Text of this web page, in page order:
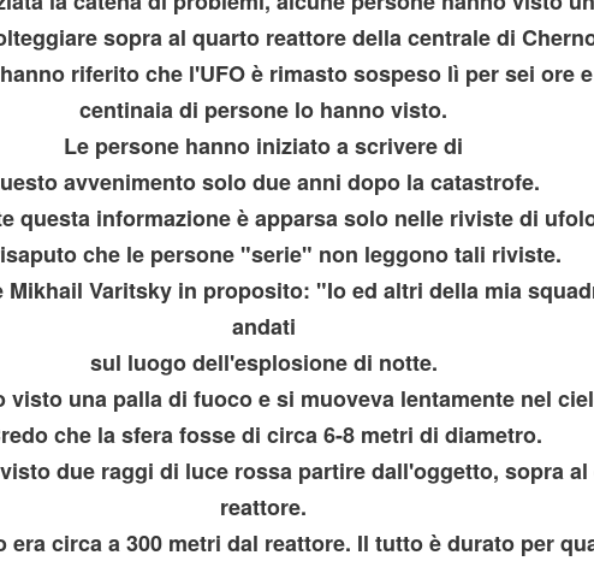
sopra al quarto reattore della centrale di
riferito che l'UFO è rimasto sospeso lì per sei ore
centinaia di persone lo hanno visto.
Le persone hanno iniziato a scrivere di
avvenimento solo due anni dopo la catastrofe.
questa informazione è apparsa solo nelle riviste di
che le persone "serie" non leggono tali riviste.
Mikhail Varitsky in proposito: "Io ed altri della mia
andati
sul luogo dell'esplosione di notte.
visto una palla di fuoco e si muoveva lentamente nel
che la sfera fosse di circa 6-8 metri di diametro.
due raggi di luce rossa partire dall'oggetto, sopra
reattore.
era circa a 300 metri dal reattore. Il tutto è durato per